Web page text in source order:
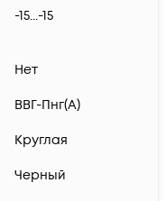
-15...-15
Нет
ВВГ-Пнг(А)
Круглая
Черный